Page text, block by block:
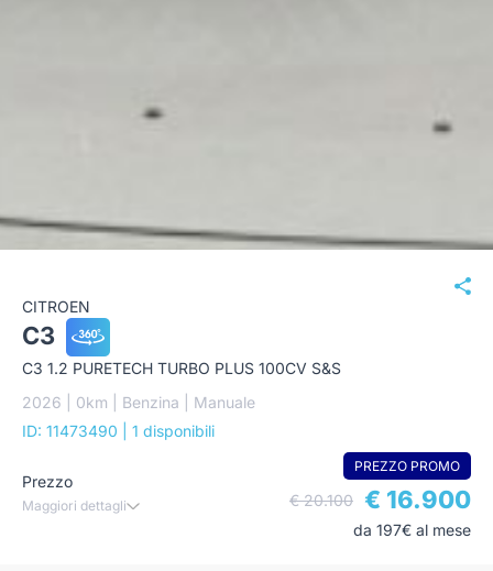
CITROEN
C3
C3 1.2 PURETECH TURBO PLUS 100CV S&S
2026 | 0km | Benzina | Manuale
ID: 11473490
| 1 disponibili
Prezzo
Maggiori dettagli
PREZZO PROMO
€ 20.100 € 16.900
da 197€ al mese